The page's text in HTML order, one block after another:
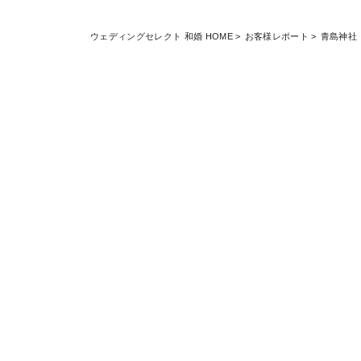
ウェディングセレクト 和婚 HOME お客様レポート 青島神社